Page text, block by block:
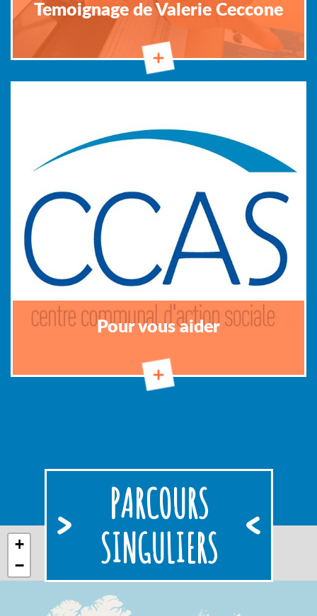
Temoignage de Valerie Ceccone
Pour vous aider
PARCOURS
SINGULIERS
+
−